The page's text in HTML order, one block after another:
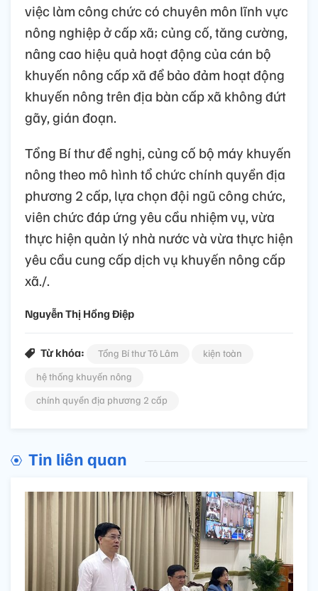
việc làm công chức có chuyên môn lĩnh vực
nông nghiệp ở cấp xã; củng cố, tăng cường,
nâng cao hiệu quả hoạt động của cán bộ
khuyến nông cấp xã để bảo đảm hoạt động
khuyến nông trên địa bàn cấp xã không đứt
gãy, gián đoạn.
Tổng Bí thư đề nghị, củng cố bộ máy khuyến
nông theo mô hình tổ chức chính quyền địa
phương 2 cấp, lựa chọn đội ngũ công chức,
viên chức đáp ứng yêu cầu nhiệm vụ, vừa
thực hiện quản lý nhà nước và vừa thực hiện
yêu cầu cung cấp dịch vụ khuyến nông cấp
xã./.
Nguyễn Thị Hồng Điệp
Từ khóa: Tổng Bí thư Tô Lâm
kiện toàn
hệ thống khuyến nông
chính quyền địa phương 2 cấp
Tin liên quan